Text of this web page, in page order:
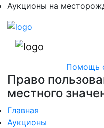
Аукционы на
Помощь
Право
местного
Главная
Аукционы